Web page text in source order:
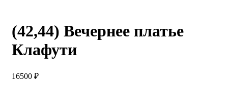
(42,44) Вечернее платье
Клафути
16500 ₽